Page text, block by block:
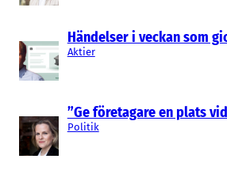
Händelser i veckan som
Aktier
”Ge företagare en plats
Politik